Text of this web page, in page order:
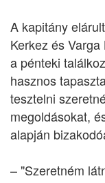
A kapitány
Kerkez és
a pénteki
hasznos
tesztelni
megoldásokat,
alapján
– "Szeretném